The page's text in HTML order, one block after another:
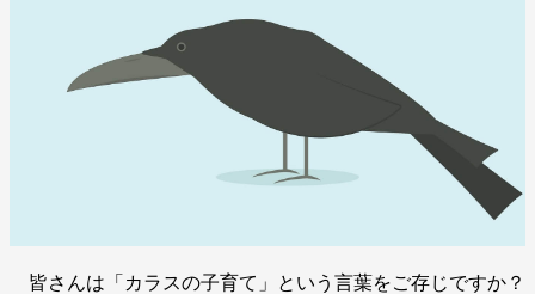
皆さんは「カラスの子育て」という言葉をご存じですか？